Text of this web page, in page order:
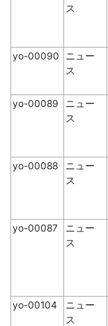
ス
yo-00090
ニュー
ス
yo-00089
ニュー
ス
yo-00088
ニュー
ス
yo-00087
ニュー
ス
yo-00104
ニュー
ス